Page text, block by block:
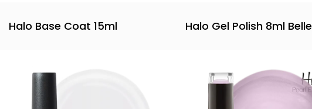
Halo Base Coat 15ml Halo Gel Polish 8ml Belle